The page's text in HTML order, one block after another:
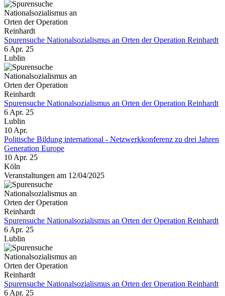
Spurensuche Nationalsozialismus an Orten der Operation Reinhardt
6 Apr. 25
Lublin
Spurensuche Nationalsozialismus an Orten der Operation Reinhardt
6 Apr. 25
Lublin
10 Apr.
Politische Bildung international - Netzwerkkonferenz zu drei Jahren
Generation Europe
10 Apr. 25
Köln
Veranstaltungen am 12/04/2025
Spurensuche Nationalsozialismus an Orten der Operation Reinhardt
6 Apr. 25
Lublin
Spurensuche Nationalsozialismus an Orten der Operation Reinhardt
6 Apr. 25